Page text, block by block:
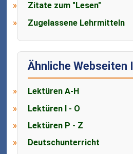
Zitate zum "Lesen"
Zugelassene Lehrmitteln
Ähnliche Webseiten I
Lektüren A-H
Lektüren I - O
Lektüren P - Z
Deutschunterricht